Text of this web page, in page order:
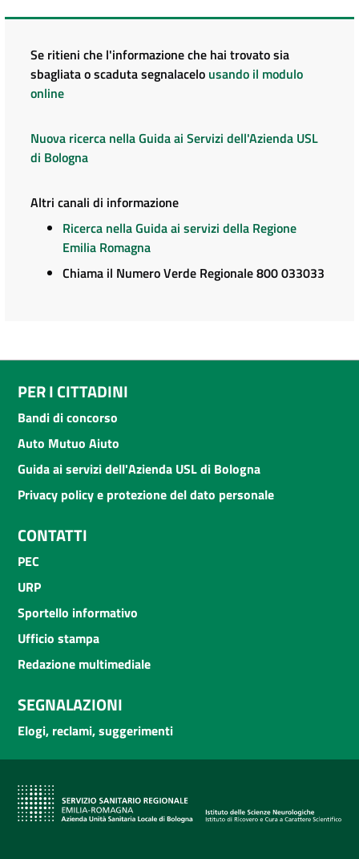
Se ritieni che l'informazione che hai trovato sia
sbagliata o scaduta segnalacelo usando il modulo
online
Nuova ricerca nella Guida ai Servizi dell'Azienda USL
di Bologna
Altri canali di informazione
Ricerca nella Guida ai servizi della Regione
Emilia Romagna
Chiama il Numero Verde Regionale 800 033033
PER I CITTADINI
Bandi di concorso
Auto Mutuo Aiuto
Guida ai servizi dell'Azienda USL di Bologna
Privacy policy e protezione del dato personale
CONTATTI
PEC
URP
Sportello informativo
Ufficio stampa
Redazione multimediale
SEGNALAZIONI
Elogi, reclami, suggerimenti